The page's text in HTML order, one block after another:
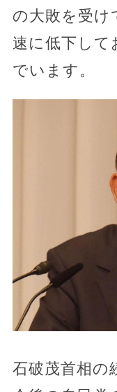
の大敗を受け
速に低下して
でいます。
石破茂首相の